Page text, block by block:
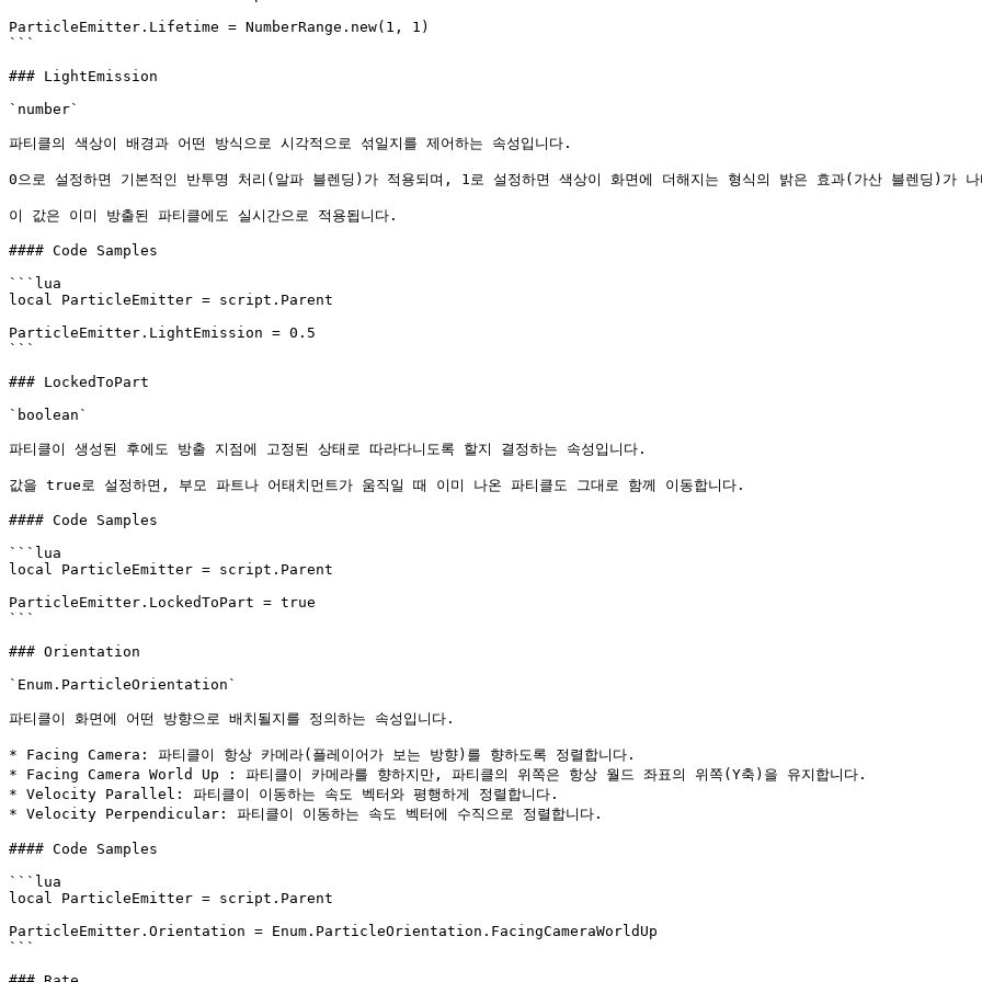
ParticleEmitter.Lifetime = NumberRange.new(1, 1)
```
### LightEmission
`number`
파티클의 색상이 배경과 어떤 방식으로 시각적으로 섞일지를 제어하는 속성입니다.
0으로 설정하면 기본적인 반투명 처리(알파 블렌딩)가 적용되며, 1로 설정하면 색상이 화면에 더해지는 형식의 밝은 효과(가산 블렌딩)가 나
이 값은 이미 방출된 파티클에도 실시간으로 적용됩니다.
#### Code Samples
```lua
local ParticleEmitter = script.Parent
ParticleEmitter.LightEmission = 0.5
```
### LockedToPart
`boolean`
파티클이 생성된 후에도 방출 지점에 고정된 상태로 따라다니도록 할지 결정하는 속성입니다.
값을 true로 설정하면, 부모 파트나 어태치먼트가 움직일 때 이미 나온 파티클도 그대로 함께 이동합니다.
#### Code Samples
```lua
local ParticleEmitter = script.Parent
ParticleEmitter.LockedToPart = true
```
### Orientation
`Enum.ParticleOrientation`
파티클이 화면에 어떤 방향으로 배치될지를 정의하는 속성입니다.
* Facing Camera: 파티클이 항상 카메라(플레이어가 보는 방향)를 향하도록 정렬합니다.
* Facing Camera World Up : 파티클이 카메라를 향하지만, 파티클의 위쪽은 항상 월드 좌표의 위쪽(Y축)을 유지합니다.
* Velocity Parallel: 파티클이 이동하는 속도 벡터와 평행하게 정렬합니다.
* Velocity Perpendicular: 파티클이 이동하는 속도 벡터에 수직으로 정렬합니다.
#### Code Samples
```lua
local ParticleEmitter = script.Parent
ParticleEmitter.Orientation = Enum.ParticleOrientation.FacingCameraWorldUp
```